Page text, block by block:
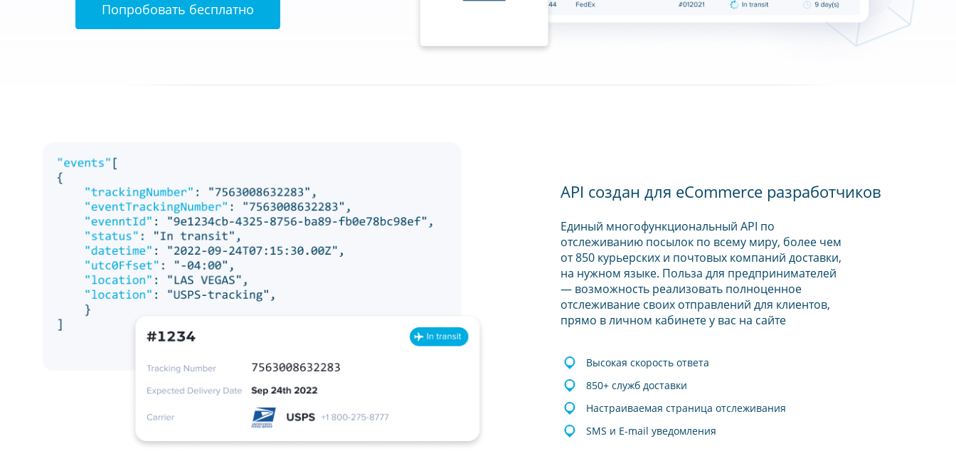
Попробовать бесплатно
API создан для eCommerce разработчиков
Единый многофункциональный API по
отслеживанию посылок по всему миру, более чем
от 850 курьерских и почтовых компаний доставки,
на нужном языке. Польза для предпринимателей
— возможность реализовать полноценное
отслеживание своих отправлений для клиентов,
прямо в личном кабинете у вас на сайте
Высокая скорость ответа
850+ служб доставки
Настраиваемая страница отслеживания
SMS и E-mail уведомления